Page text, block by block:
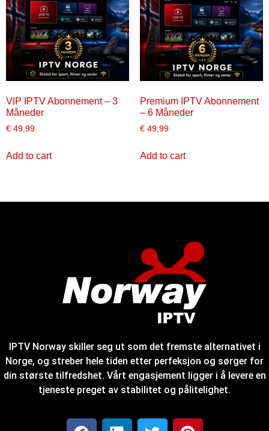
VIP IPTV Abonnement – 3
Måneder
€ 49,99
Add to cart
Premium IPTV Abonnement
– 6 Måneder
€49,99
Add to cart
IPTV Norway skiller seg ut som det fremste alternativet i
Norge, og streber hele tiden etter perfeksjon og sørger for
din største tilfredshet. Vårt engasjement ligger i å levere en
tjeneste preget av stabilitet og pålitelighet.